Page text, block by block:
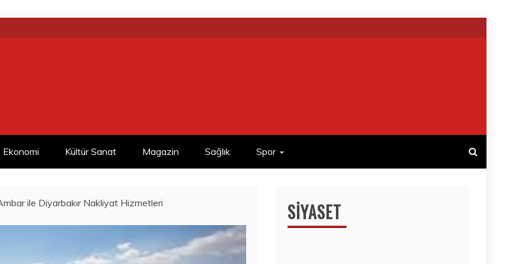
Ekonomi Kültür Sanat Magazin Sağlık Spor
ile Diyarbakır Nakliyat Hizmetleri SIYASET